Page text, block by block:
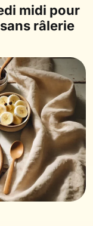
midi pour
râlerie